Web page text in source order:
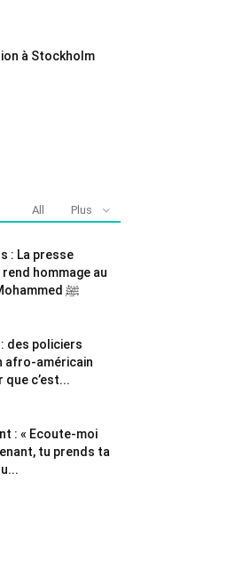
à Stockholm
All Plus
: La presse
hommage au
Prophète Mohammed ﷺ
des policiers
afro-américain
que c’est...
: « Ecoute-moi
tu prends ta